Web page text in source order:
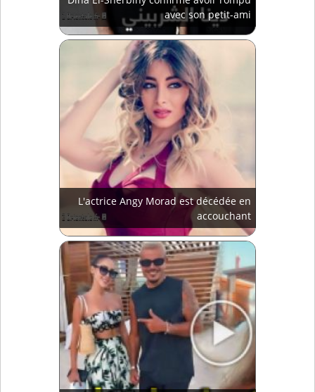
avec son petit-ami
L'actrice Angy Morad est décédée en
accouchant